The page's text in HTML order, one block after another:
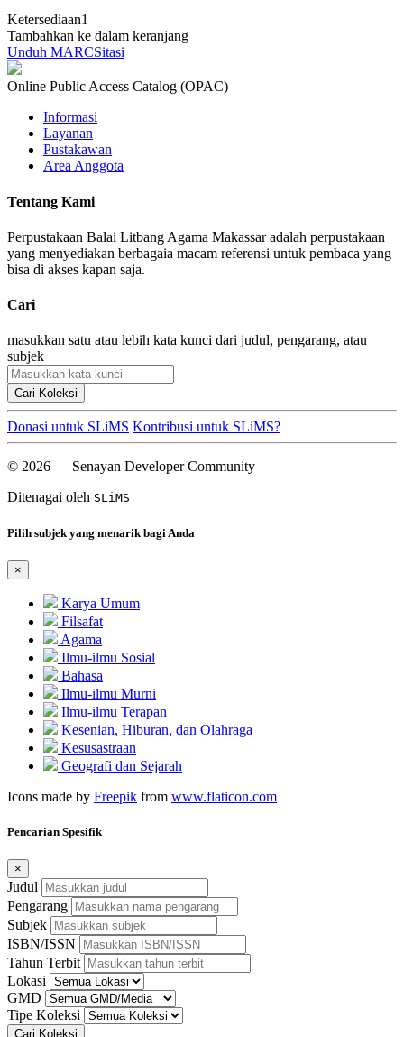
Ketersediaan1
Tambahkan ke dalam keranjang
Unduh MARCSitasi
Online Public Access Catalog (OPAC)
Informasi
Layanan
Pustakawan
Area Anggota
Tentang Kami
Perpustakaan Balai Litbang Agama Makassar adalah perpustakaan
yang menyediakan berbagaia macam referensi untuk pembaca yang
bisa di akses kapan saja.
Cari
masukkan satu atau lebih kata kunci dari judul, pengarang, atau
subjek
Cari Koleksi
Donasi untuk SLiMS Kontribusi untuk SLiMS?
© 2026 — Senayan Developer Community
Ditenagai oleh SLiMS
Pilih subjek yang menarik bagi Anda
×
Karya Umum
Filsafat
Agama
Ilmu-ilmu Sosial
Bahasa
Ilmu-ilmu Murni
Ilmu-ilmu Terapan
Kesenian, Hiburan, dan Olahraga
Kesusastraan
Geografi dan Sejarah
Icons made by Freepik from www.flaticon.com
Pencarian Spesifik
×
Judul
Pengarang
Subjek
ISBN/ISSN
Tahun Terbit
Lokasi
GMD
Tipe Koleksi
Cari Koleksi